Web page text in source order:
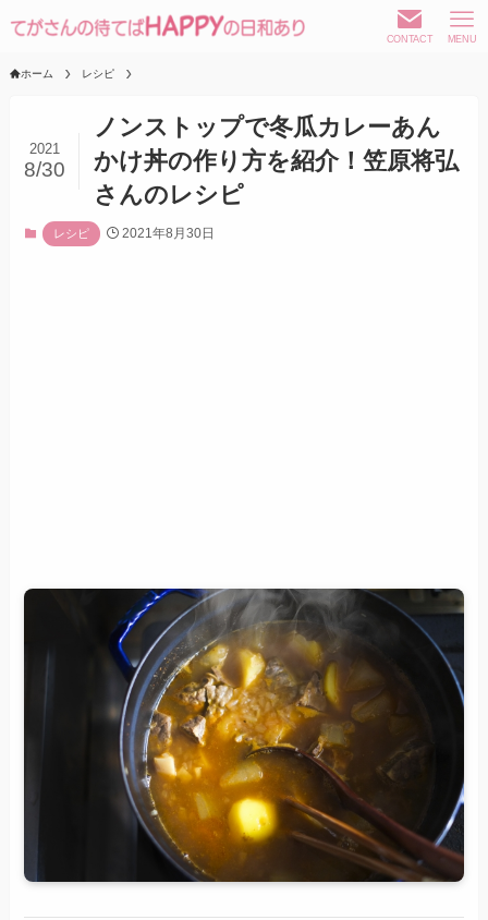
CONTACT MENU
ホーム レシピ
ノンストップで冬瓜カレーあん
かけ丼の作り方を紹介！笠原将弘
さんのレシピ
2021
8/30
レシピ 2021年8月30日